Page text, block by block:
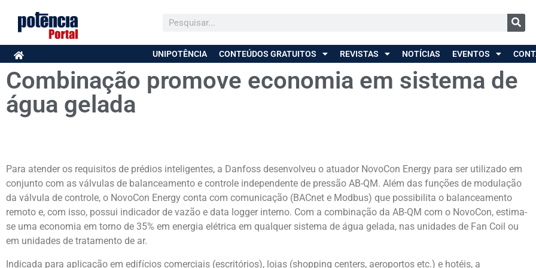
UNIPOTÊNCIA CONTEÚDOS GRATUITOS REVISTAS NOTÍCIAS EVENTOS
Combinação promove economia em sistema de
água gelada
Para atender os requisitos de prédios inteligentes, a Danfoss desenvolveu o atuador NovoCon Energy para ser utilizado em
conjunto com as válvulas de balanceamento e controle independente de pressão AB-QM. Além das funções de modulação
da válvula de controle, o NovoCon Energy conta com comunicação (BACnet e Modbus) que possibilita o balanceamento
remoto e, com isso, possui indicador de vazão e data logger interno. Com a combinação da AB-QM com o NovoCon, estima-
se uma economia em torno de 35% em energia elétrica em qualquer sistema de água gelada, nas unidades de Fan Coil ou
em unidades de tratamento de ar.
Indicada para aplicação em edifícios comerciais (escritórios), lojas (shopping centers, aeroportos etc.) e hotéis, a